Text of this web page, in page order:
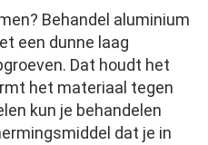
Behandel aluminium
een dunne laag
Dat houdt het
het materiaal tegen
kun je behandelen
dat je in